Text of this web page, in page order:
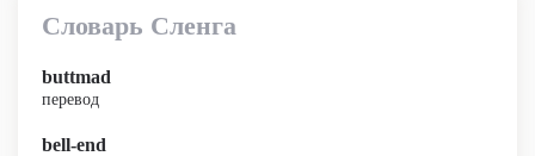
Словарь Сленга
buttmad
перевод
bell-end